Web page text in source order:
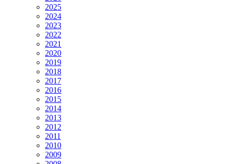
2025
2024
2023
2022
2021
2020
2019
2018
2017
2016
2015
2014
2013
2012
2011
2010
2009